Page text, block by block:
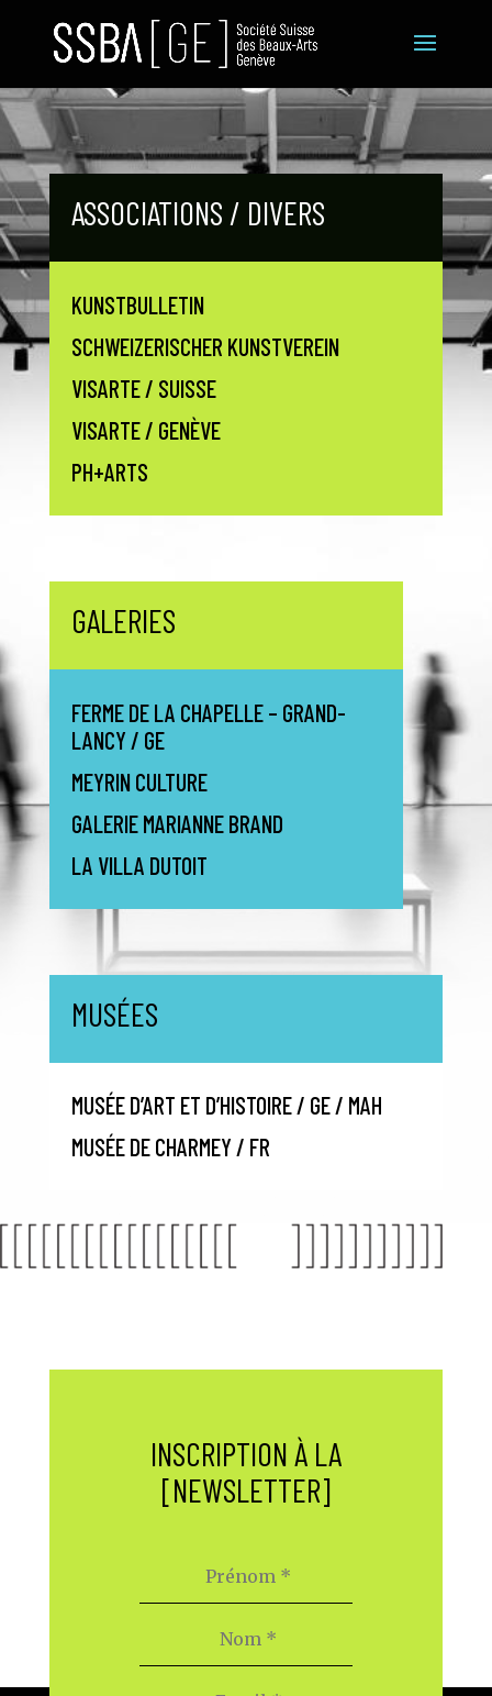
ASSOCIATIONS / DIVERS
KUNSTBULLETIN
SCHWEIZERISCHER KUNSTVEREIN
VISARTE / SUISSE
VISARTE / GENÈVE
PH+ARTS
GALERIES
FERME DE LA CHAPELLE – GRAND-
LANCY / GE
MEYRIN CULTURE
GALERIE MARIANNE BRAND
LA VILLA DUTOIT
MUSÉES
MUSÉE D’ART ET D’HISTOIRE / GE / MAH
MUSÉE DE CHARMEY / FR
INSCRIPTION À LA
[NEWSLETTER]